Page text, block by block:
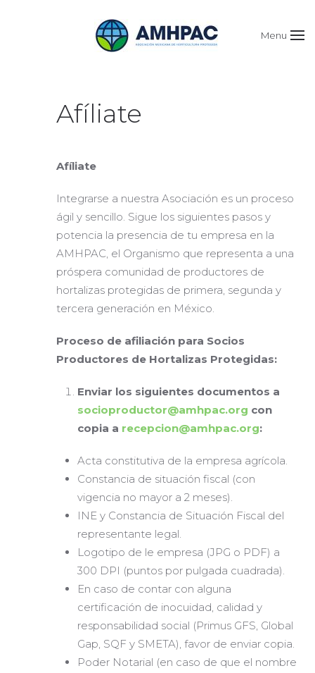
Menu
Afíliate
Afíliate
Integrarse a nuestra Asociación es un proceso
ágil y sencillo. Sigue los siguientes pasos y
potencia la presencia de tu empresa en la
AMHPAC, el Organismo que representa a una
próspera comunidad de productores de
hortalizas protegidas de primera, segunda y
tercera generación en México.
Proceso de afiliación para Socios
Productores de Hortalizas Protegidas:
Enviar los siguientes documentos a
socioproductor@amhpac.org con
copia a recepcion@amhpac.org:
Acta constitutiva de la empresa agrícola.
Constancia de situación fiscal (con
vigencia no mayor a 2 meses).
INE y Constancia de Situación Fiscal del
representante legal.
Logotipo de le empresa (JPG o PDF) a
300 DPI (puntos por pulgada cuadrada).
En caso de contar con alguna
certificación de inocuidad, calidad y
responsabilidad social (Primus GFS, Global
Gap, SQF y SMETA), favor de enviar copia.
Poder Notarial (en caso de que el nombre